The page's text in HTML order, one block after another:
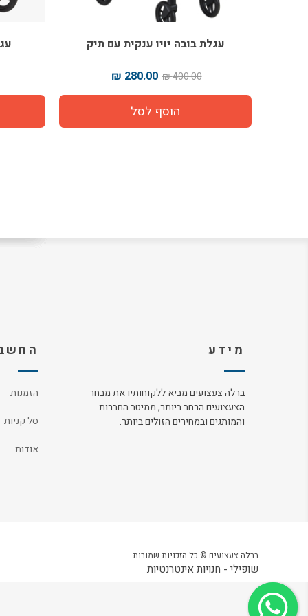
עגלת בובה יויו ענקית עם תיק
400.00 ₪
280.00 ₪
מידע
ברלה צעצועים מביא ללקוחותיו את מבחר
הצעצועים הרחב ביותר, ממיטב החברות
והמותגים ובמחירים הזולים ביותר.
הזמנות
סל קניות
אודות
ברלה צעצועים © כל הזכויות שמורות.
שופילי - חנויות אינטרנטיות